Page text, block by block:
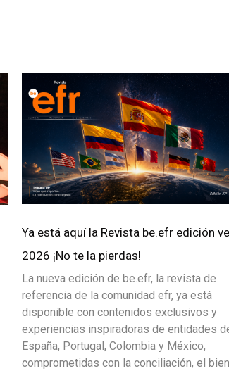
Ya está aquí la Revista be.efr edición
2026 ¡No te la pierdas!
La nueva edición de be.efr, la revista de
referencia de la comunidad efr, ya está
disponible con contenidos exclusivos y
experiencias inspiradoras de entidades
España, Portugal, Colombia y México,
comprometidas con la conciliación, el